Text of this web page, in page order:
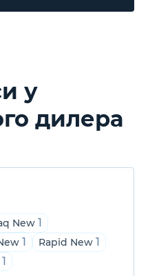
у
дилера
New 1
1 Rapid New 1
1